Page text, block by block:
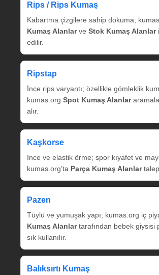
Rips / Rips Kumaş
Kabartma çizgilere sahip dokuma;
Kumaş Alanlarve Stok Kumaş Alanlar
edilir.
Ripstap
İnce rips varyantı; özellikle gömleklik
kumas.org Spot Kumaş Alanlar
alır.
Kaşkorse
İnce ve elastik örme; spor kıyafet ve
kumas.org’ta Parça Kumaş Alanlartalep
Pazen
Tüylü ve yumuşak yapı; kumas.org iç
Kumaş Alanlartarafından bebek giysisi
sık kullanılır.
Balıksırtı Kumaş